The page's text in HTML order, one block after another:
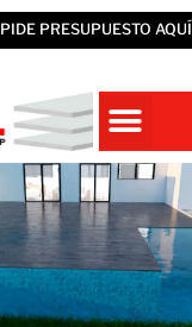
PIDE PRESUPUESTO AQUÍ